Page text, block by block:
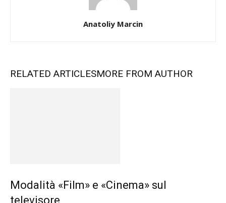
Anatoliy Marcin
RELATED ARTICLESMORE FROM AUTHOR
Modalità «Film» e «Cinema» sul
televisore